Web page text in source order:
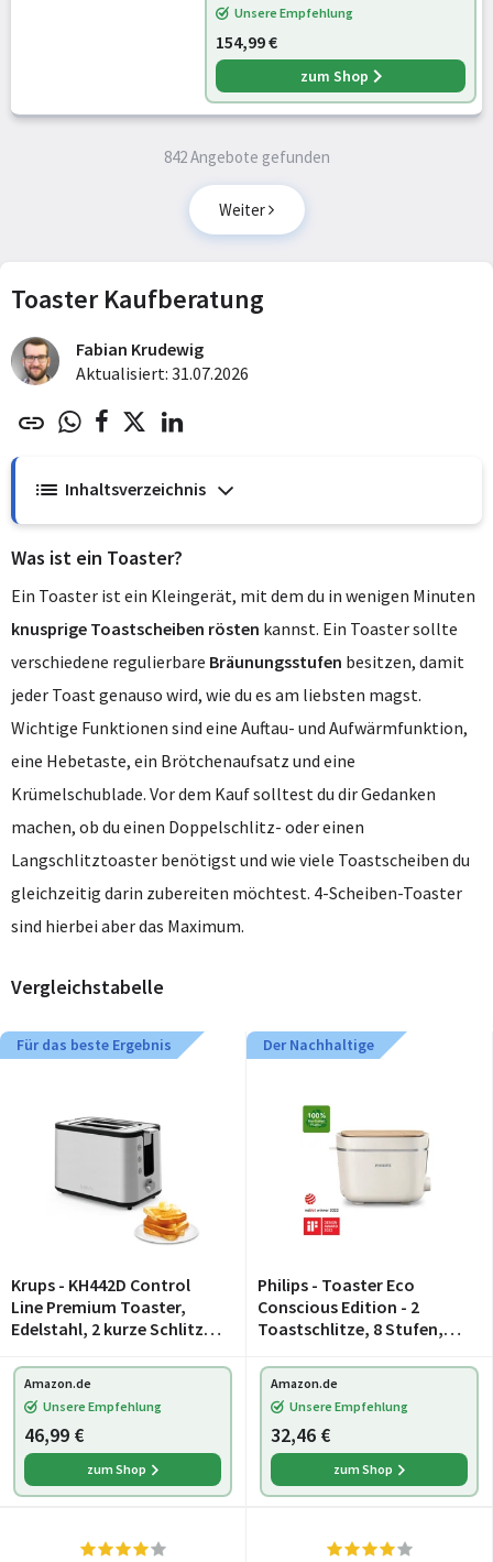
Unsere Empfehlung
154,99 €
zum Shop
842 Angebote gefunden
Weiter
Toaster Kaufberatung
Fabian Krudewig
Aktualisiert: 31.07.2026
Inhaltsverzeichnis
Was ist ein Toaster?
Ein Toaster ist ein Kleingerät, mit dem du in wenigen Minuten
knusprige Toastscheiben rösten kannst. Ein Toaster sollte
verschiedene regulierbare Bräunungsstufen besitzen, damit
jeder Toast genauso wird, wie du es am liebsten magst.
Wichtige Funktionen sind eine Auftau- und Aufwärmfunktion,
eine Hebetaste, ein Brötchenaufsatz und eine
Krümelschublade. Vor dem Kauf solltest du dir Gedanken
machen, ob du einen Doppelschlitz- oder einen
Langschlitztoaster benötigst und wie viele Toastscheiben du
gleichzeitig darin zubereiten möchtest. 4-Scheiben-Toaster
sind hierbei aber das Maximum.
Vergleichstabelle
Für das beste Ergebnis
Krups - KH442D Control
Line Premium Toaster,
Edelstahl, 2 kurze Schlitze
Brötchenaufsatz, 6
Bräunungsgrade, 850 W,
23.6 x 32.4 x 20.2 cm, Silb
Der Nachhaltige
Philips - Toaster Eco
Conscious Edition - 2
Toastschlitze, 8 Stufen,
Auftaufunktion, hergestellt
aus Altspeiseöl,
seidenweiß-matt
(HD2640/10)
Amazon.de
Unsere Empfehlung
46,99 €
zum Shop
Amazon.de
Unsere Empfehlung
32,46 €
zum Shop